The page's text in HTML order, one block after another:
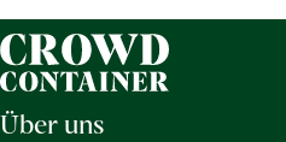
Über uns